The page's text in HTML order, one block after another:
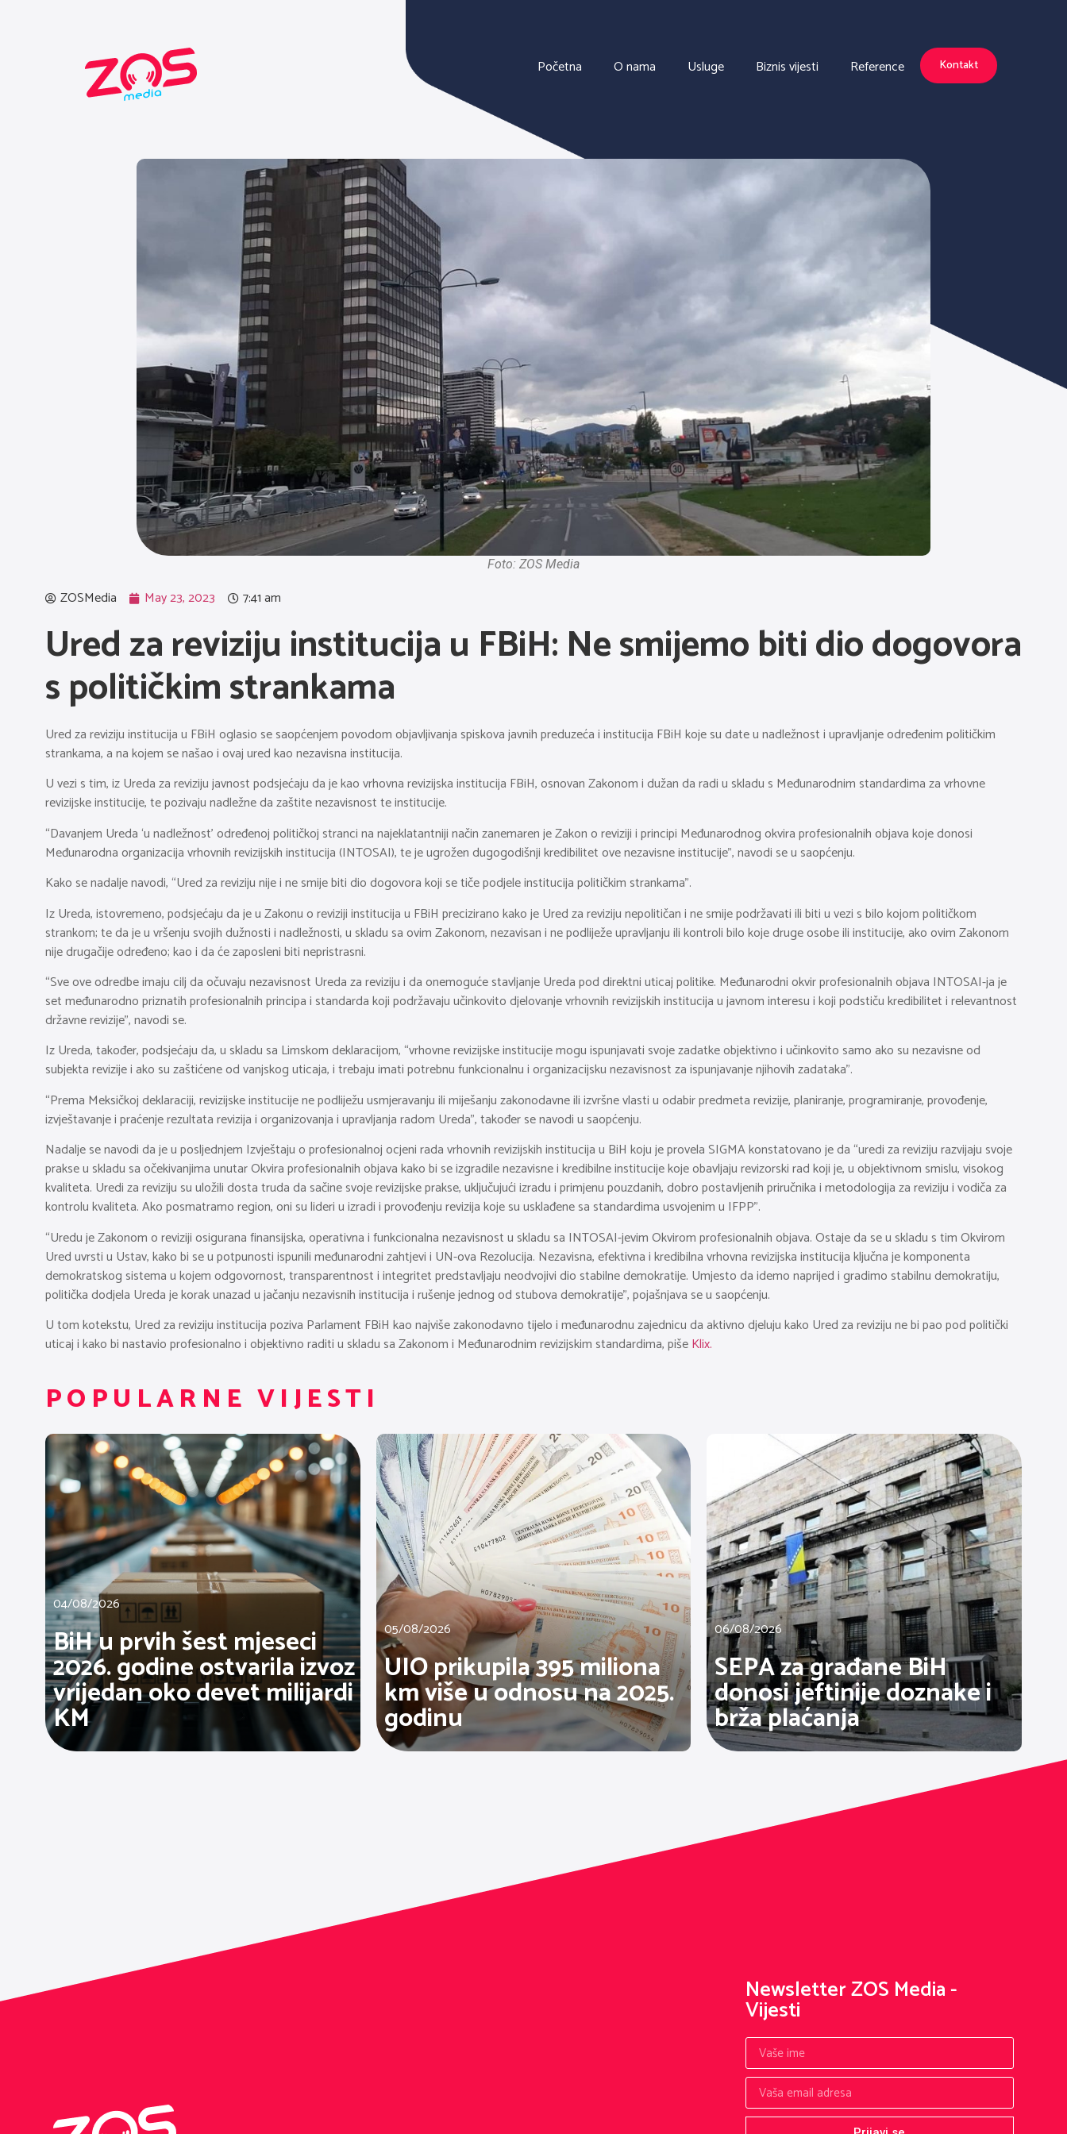
Početna O nama Usluge Biznis vijesti Reference Kontakt
Foto: ZOS Media
ZOSMedia May 23, 2023 7:41 am
Ured za reviziju institucija u FBiH: Ne smijemo biti dio dogovora
s političkim strankama
Ured za reviziju institucija u FBiH oglasio se saopćenjem povodom objavljivanja spiskova javnih preduzeća i institucija FBiH koje su date u nadležnost i upravljanje određenim političkim
strankama, a na kojem se našao i ovaj ured kao nezavisna institucija.
U vezi s tim, iz Ureda za reviziju javnost podsjećaju da je kao vrhovna revizijska institucija FBiH, osnovan Zakonom i dužan da radi u skladu s Međunarodnim standardima za vrhovne
revizijske institucije, te pozivaju nadležne da zaštite nezavisnost te institucije.
“Davanjem Ureda ‘u nadležnost’ određenoj političkoj stranci na najeklatantniji način zanemaren je Zakon o reviziji i principi Međunarodnog okvira profesionalnih objava koje donosi
Međunarodna organizacija vrhovnih revizijskih institucija (INTOSAI), te je ugrožen dugogodišnji kredibilitet ove nezavisne institucije”, navodi se u saopćenju.
Kako se nadalje navodi, “Ured za reviziju nije i ne smije biti dio dogovora koji se tiče podjele institucija političkim strankama”.
Iz Ureda, istovremeno, podsjećaju da je u Zakonu o reviziji institucija u FBiH precizirano kako je Ured za reviziju nepolitičan i ne smije podržavati ili biti u vezi s bilo kojom političkom
strankom; te da je u vršenju svojih dužnosti i nadležnosti, u skladu sa ovim Zakonom, nezavisan i ne podliježe upravljanju ili kontroli bilo koje druge osobe ili institucije, ako ovim Zakonom
nije drugačije određeno; kao i da će zaposleni biti nepristrasni.
“Sve ove odredbe imaju cilj da očuvaju nezavisnost Ureda za reviziju i da onemoguće stavljanje Ureda pod direktni uticaj politike. Međunarodni okvir profesionalnih objava INTOSAI-ja je
set međunarodno priznatih profesionalnih principa i standarda koji podržavaju učinkovito djelovanje vrhovnih revizijskih institucija u javnom interesu i koji podstiču kredibilitet i relevantnost
državne revizije”, navodi se.
Iz Ureda, također, podsjećaju da, u skladu sa Limskom deklaracijom, “vrhovne revizijske institucije mogu ispunjavati svoje zadatke objektivno i učinkovito samo ako su nezavisne od
subjekta revizije i ako su zaštićene od vanjskog uticaja, i trebaju imati potrebnu funkcionalnu i organizacijsku nezavisnost za ispunjavanje njihovih zadataka”.
“Prema Meksičkoj deklaraciji, revizijske institucije ne podliježu usmjeravanju ili miješanju zakonodavne ili izvršne vlasti u odabir predmeta revizije, planiranje, programiranje, provođenje,
izvještavanje i praćenje rezultata revizija i organizovanja i upravljanja radom Ureda”, također se navodi u saopćenju.
Nadalje se navodi da je u posljednjem Izvještaju o profesionalnoj ocjeni rada vrhovnih revizijskih institucija u BiH koju je provela SIGMA konstatovano je da “uredi za reviziju razvijaju svoje
prakse u skladu sa očekivanjima unutar Okvira profesionalnih objava kako bi se izgradile nezavisne i kredibilne institucije koje obavljaju revizorski rad koji je, u objektivnom smislu, visokog
kvaliteta. Uredi za reviziju su uložili dosta truda da sačine svoje revizijske prakse, uključujući izradu i primjenu pouzdanih, dobro postavljenih priručnika i metodologija za reviziju i vodiča za
kontrolu kvaliteta. Ako posmatramo region, oni su lideri u izradi i provođenju revizija koje su usklađene sa standardima usvojenim u IFPP”.
“Uredu je Zakonom o reviziji osigurana finansijska, operativna i funkcionalna nezavisnost u skladu sa INTOSAI-jevim Okvirom profesionalnih objava. Ostaje da se u skladu s tim Okvirom
Ured uvrsti u Ustav, kako bi se u potpunosti ispunili međunarodni zahtjevi i UN-ova Rezolucija. Nezavisna, efektivna i kredibilna vrhovna revizijska institucija ključna je komponenta
demokratskog sistema u kojem odgovornost, transparentnost i integritet predstavljaju neodvojivi dio stabilne demokratije. Umjesto da idemo naprijed i gradimo stabilnu demokratiju,
politička dodjela Ureda je korak unazad u jačanju nezavisnih institucija i rušenje jednog od stubova demokratije”, pojašnjava se u saopćenju.
U tom kotekstu, Ured za reviziju institucija poziva Parlament FBiH kao najviše zakonodavno tijelo i međunarodnu zajednicu da aktivno djeluju kako Ured za reviziju ne bi pao pod politički
uticaj i kako bi nastavio profesionalno i objektivno raditi u skladu sa Zakonom i Međunarodnim revizijskim standardima, pišeKlix.
POPULARNE VIJESTI
04/08/2026
BiH u prvih šest mjeseci
2026. godine ostvarila izvoz
vrijedan oko devet milijardi
KM
05/08/2026
UIO prikupila 395 miliona
km više u odnosu na 2025.
godinu
06/08/2026
SEPA za građane BiH
donosi jeftinije doznake i
brža plaćanja
Newsletter ZOS Media -
Vijesti